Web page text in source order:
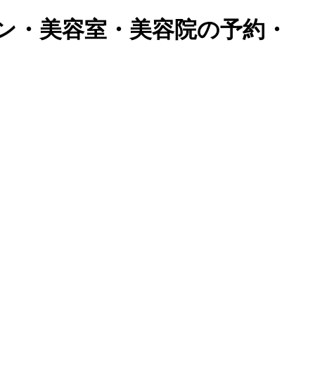
美容室・美容院の予約・